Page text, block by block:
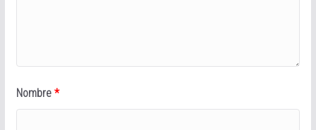
Nombre *